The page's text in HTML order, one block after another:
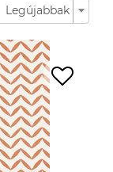
Legújabbak